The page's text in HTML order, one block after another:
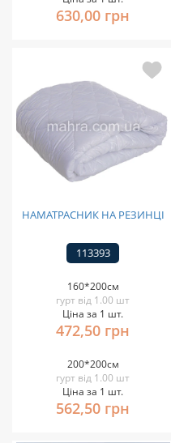
630,00 грн
НАМАТРАСНИК НА РЕЗИНЦІ
113393
160*200см
гурт від 1.00 шт
Ціна за 1 шт.
472,50 грн
200*200см
гурт від 1.00 шт
Ціна за 1 шт.
562,50 грн